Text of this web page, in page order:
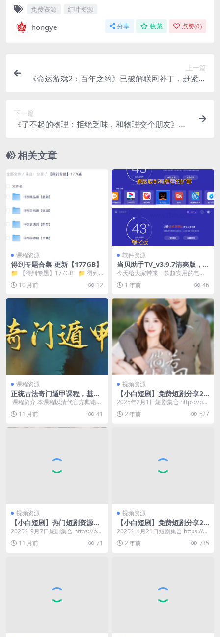
免费资源 红叶资源
hongye 分享 收藏 点赞(0)
上一篇
《命运游戏2：百年之约》已破解联网补丁，赶紧转
下一篇
《了不起的物理：拒绝乏味，和物理交个朋友》讲
相关文章
课程资源
得到专题合集 更新【177GB】
📁 【得到专题】177GB 📁 得到
训练营【新存】 ...
10 月前 12
软件资源
当贝助手TV_v3.9.7清爽版，
让你家电视重回“丝滑”状态
今天给大家带来一款超实用的电视
端软件——电视助手 v3.9.7，它不
仅能帮助你监...
1 年前 46
课程资源
正统古法奇门遁甲课程，基于
清代典籍《御定奇门宝鉴》的
公开教学
​ 课程简介 本课程以清代官方典籍
《御定奇门宝鉴》为核心，系统传
授正统古法奇门遁...
11 月前 41
视频资源
【小白短剧】免费短剧分享20
25年2月1日
2025年2月1日短剧集合 https://pa
n.quark.cn/s/1a6...
2 年前 527
视频资源
【小白短剧】热门短剧资源分
享2025年9月7日
2025年9月7日短剧集合 https://pa
n.quark.cn/s/4d5...
11 月前 71
视频资源
【小白短剧】免费短剧分享20
25年1月21日
2025年1月21日短剧集合 https://p
an.quark.cn/s/f1...
2 年前 735